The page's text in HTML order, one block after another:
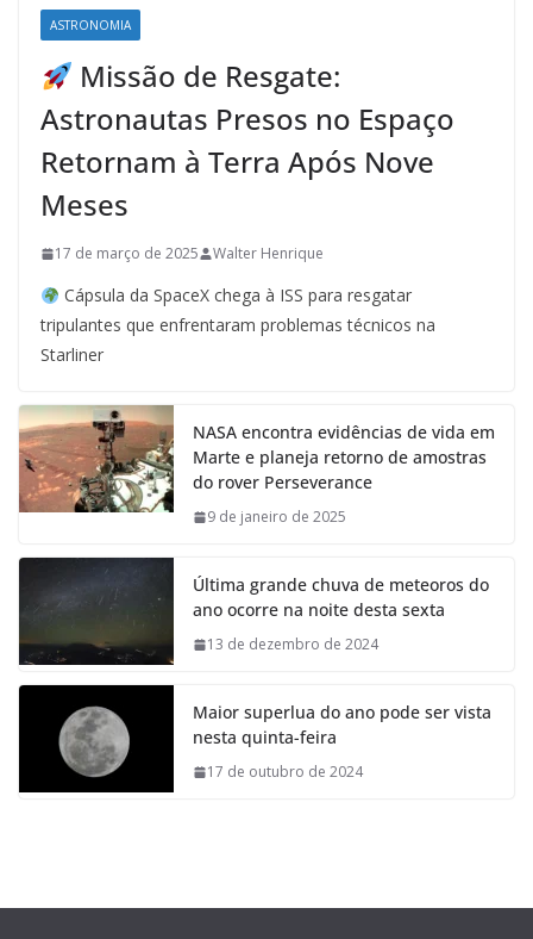
ASTRONOMIA
Missão de Resgate:
Astronautas Presos no Espaço
Retornam à Terra Após Nove
Meses
17 de março de 2025 Walter Henrique
Cápsula da SpaceX chega à ISS para resgatar
tripulantes que enfrentaram problemas técnicos na
Starliner
NASA encontra evidências de vida em
Marte e planeja retorno de amostras
do rover Perseverance
9 de janeiro de 2025
Última grande chuva de meteoros do
ano ocorre na noite desta sexta
13 de dezembro de 2024
Maior superlua do ano pode ser vista
nesta quinta-feira
17 de outubro de 2024